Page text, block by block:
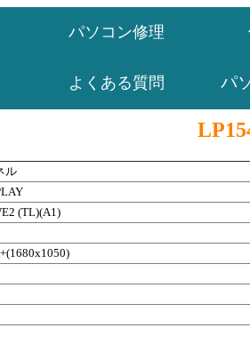
パソコン修理
よくある質問 パ
ル
(TL)(A1)